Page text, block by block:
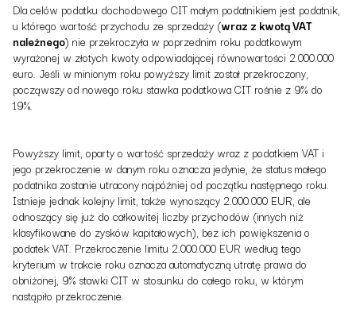
Dla celów podatku dochodowego CIT małym podatnikiem jest podatnik,
u którego wartość przychodu ze sprzedaży (wraz z kwotą VAT
należnego) nie przekroczyła w poprzednim roku podatkowym
wyrażonej w złotych kwoty odpowiadającej równowartości 2.000.000
euro. Jeśli w minionym roku powyższy limit został przekroczony,
począwszy od nowego roku stawka podatkowa CIT rośnie z 9% do
19%.
Powyższy limit, oparty o wartość sprzedaży wraz z podatkiem VAT i
jego przekroczenie w danym roku oznacza jedynie, że status małego
podatnika zostanie utracony najpóźniej od początku następnego roku.
Istnieje jednak kolejny limit, także wynoszący 2.000.000 EUR, ale
odnoszący się już do całkowitej liczby przychodów (innych niż
klasyfikowane do zysków kapitałowych), bez ich powiększenia o
podatek VAT. Przekroczenie limitu 2.000.000 EUR według tego
kryterium w trakcie roku oznacza automatyczną utratę prawa do
obniżonej, 9% stawki CIT w stosunku do całego roku, w którym
nastąpiło przekroczenie.